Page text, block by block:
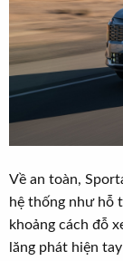
Về an toàn,
hệ thống như hỗ
khoảng cách đỗ
lăng phát hiện